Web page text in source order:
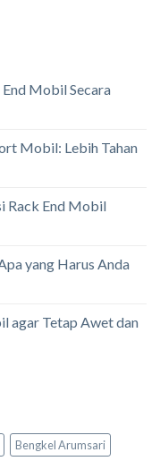
Mobil Secara
Mobil: Lebih Tahan
Rack End Mobil
yang Harus Anda
agar Tetap Awet dan
Bengkel Arumsari